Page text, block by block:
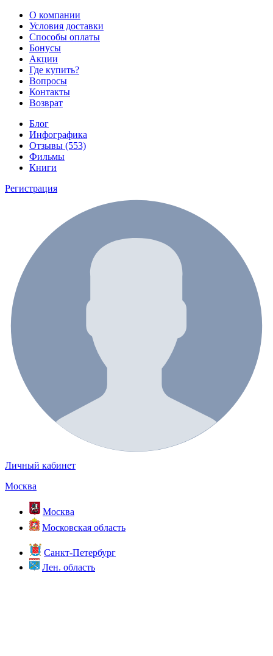
О компании
Условия доставки
Способы оплаты
Бонусы
Акции
Где купить?
Вопросы
Контакты
Возврат
Блог
Инфографика
Отзывы (553)
Фильмы
Книги
Регистрация
Личный кабинет
Москва
Москва
Московская область
Санкт-Петербург
Лен. область